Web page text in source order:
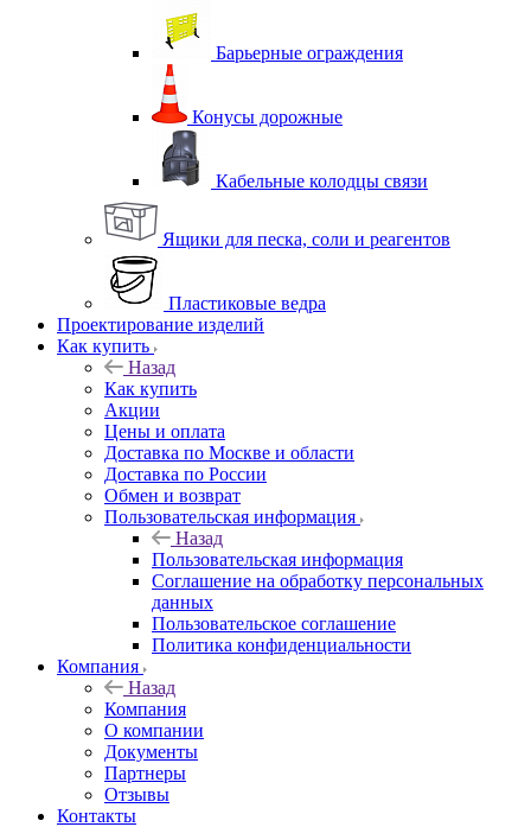
Барьерные ограждения
Конусы дорожные
Кабельные колодцы связи
Ящики для песка, соли и реагентов
Пластиковые ведра
Проектирование изделий
Как купить
Назад
Как купить
Акции
Цены и оплата
Доставка по Москве и области
Доставка по России
Обмен и возврат
Пользовательская информация
Назад
Пользовательская информация
Соглашение на обработку персональных
данных
Пользовательское соглашение
Политика конфиденциальности
Компания
Назад
Компания
О компании
Документы
Партнеры
Отзывы
Контакты